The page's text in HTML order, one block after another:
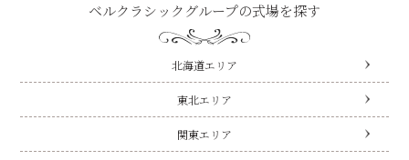
ベルクラシックグループの式場を探す
北海道エリア
東北エリア
関東エリア